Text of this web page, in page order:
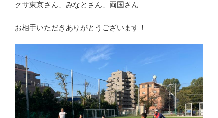
クサ東京さん、みなとさん、両国さん
お相手いただきありがとうございます！